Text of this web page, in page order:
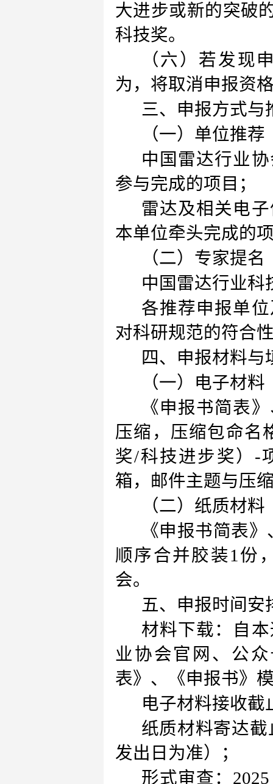
大进步或新的突破
科技奖。
（六）若发现
为，将取消申报资
三、申报方式与
（一）单位推荐
中国雷达行业
参与完成的项目；
雷达及相关电
本单位牵头完成的
（二）专家提名
中国雷达行业科
各推荐申报单
对科研规范的符合
四、申报材料与
（一）电子材料
《申报书简表
压缩，压缩包命名
奖/科技进步奖）-
箱，邮件主题与压
（二）纸质材料
《申报书简表
顺序合并胶装1份
会。
五、申报时间安
材料下载：自
业协会官网、公
表》、《申报书》
电子材料接收截
纸质材料寄达截
发出日为准）；
形式审查：